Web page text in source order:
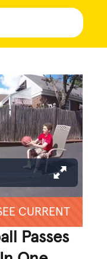
CURRENT
Passes